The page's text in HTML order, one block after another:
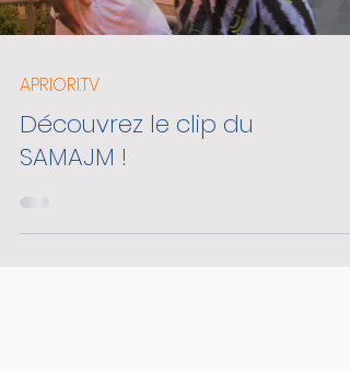
Load video
APRIORI.TV
Découvrez le clip du
SAMAJM !